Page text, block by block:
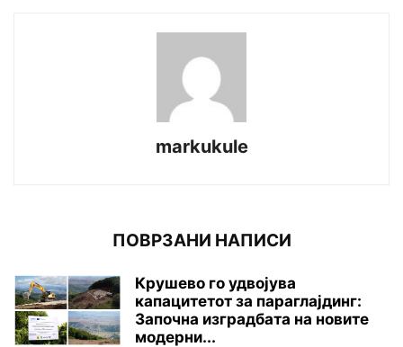
markukule
ПОВРЗАНИ НАПИСИ
Крушево го удвојува
капацитетот за параглајдинг:
Започна изградбата на новите
модерни...